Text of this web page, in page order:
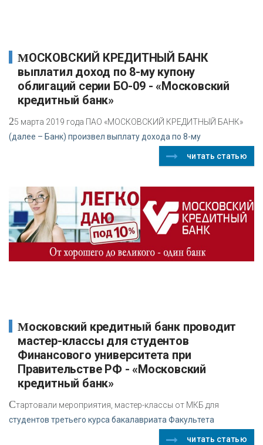
МОСКОВСКИЙ КРЕДИТНЫЙ БАНК
выплатил доход по 8-му купону
облигаций серии БО-09 - «Московский
кредитный банк»
25 марта 2019 года ПАО «МОСКОВСКИЙ КРЕДИТНЫЙ БАНК»
(далее – Банк) произвел выплату дохода по 8-му
читать статью
Московский кредитный банк проводит
мастер-классы для студентов
Финансового университета при
Правительстве РФ - «Московский
кредитный банк»
Стартовали мероприятия, мастер-классы от МКБ для
студентов третьего курса бакалавриата Факультета
читать статью